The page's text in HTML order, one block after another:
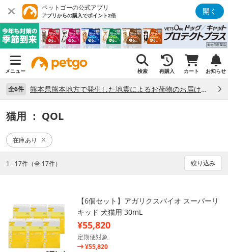
ペットゴーの公式アプリ
アプリからの購入でポイント2倍 開く
メニュー 検索 再購入 カート お知らせ
全6件 熊本県熊本地方で発生した地震によるお荷物のお届け状況について （7/28）
猫用 ： QOL
在庫あり
1 - 17件（全 17件） 絞り込み
【6個セット】アガリクスバイオ スーパーリ
キッド 犬猫用 30mL
¥55,820
定期便対象
¥55,820